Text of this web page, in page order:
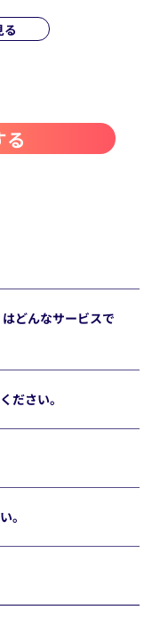
どんなサービスで
ださい。
。